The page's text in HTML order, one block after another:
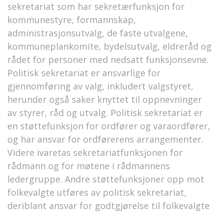
sekretariat som har sekretærfunksjon for
kommunestyre, formannskap,
administrasjonsutvalg, de faste utvalgene,
kommuneplankomite, bydelsutvalg, eldreråd og
rådet for personer med nedsatt funksjonsevne.
Politisk sekretariat er ansvarlige for
gjennomføring av valg, inkludert valgstyret,
herunder også saker knyttet til oppnevninger
av styrer, råd og utvalg. Politisk sekretariat er
en støttefunksjon for ordfører og varaordfører,
og har ansvar for ordførerens arrangementer.
Videre ivaretas sekretariatfunksjonen for
rådmann og for møtene i rådmannens
ledergruppe. Andre støttefunksjoner opp mot
folkevalgte utføres av politisk sekretariat,
deriblant ansvar for godtgjørelse til folkevalgte